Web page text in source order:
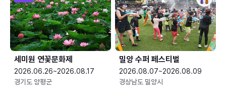
세미원 연꽃문화제
2026.06.26~2026.08.17
경기도 양평군
밀양 수퍼 페스티벌
2026.08.07~2026.08.09
경상남도 밀양시